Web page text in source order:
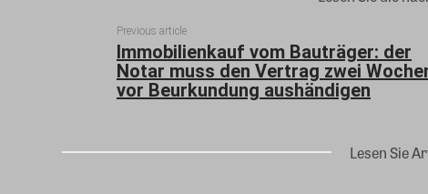
Previous article
Immobilienkauf vom Bauträger: der
Notar muss den Vertrag zwei
vor Beurkundung aushändigen
Lesen Sie